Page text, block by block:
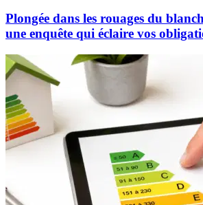
Plongée dans les rouages du
une enquête qui éclaire vos